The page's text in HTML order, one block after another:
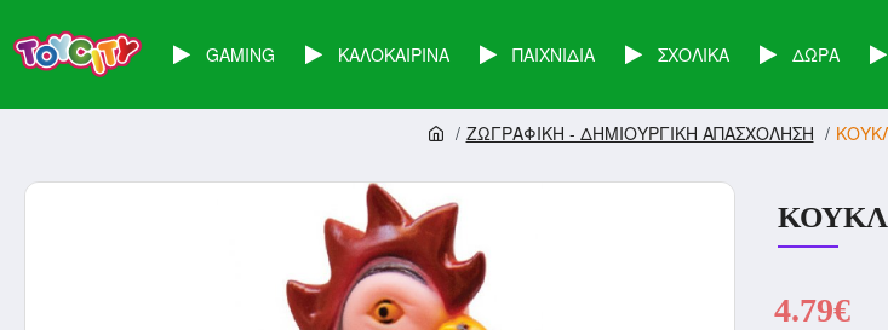
GAMING ΚΑΛΟΚΑΙΡΙΝΑ ΠΑΙΧΝΙΔΙΑ ΣΧΟΛΙΚΑ ΔΩΡΑ
ΖΩΓΡΑΦΙΚΗ - ΔΗΜΙΟΥΡΓΙΚΗ ΑΠΑΣΧΟΛΗΣΗ
4.79€